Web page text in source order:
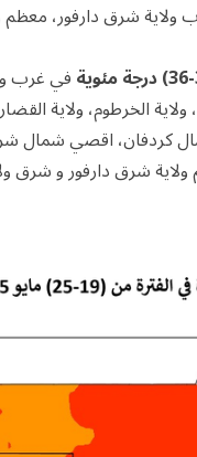
شرق دارفور، معظم
في غرب
ولاية الخرطوم، ولاية
كردفان، اقصي شمال
شرق دارفور و شرق